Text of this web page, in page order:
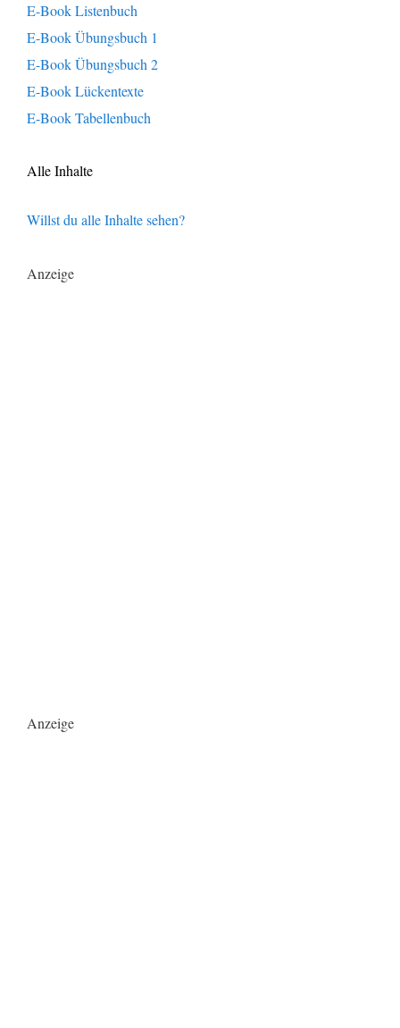
E-Book Listenbuch
E-Book Übungsbuch 1
E-Book Übungsbuch 2
E-Book Lückentexte
E-Book Tabellenbuch
Alle Inhalte
Willst du alle Inhalte sehen?
Anzeige
Anzeige